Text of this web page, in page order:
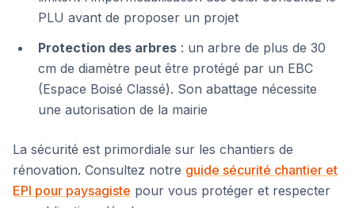
PLU avant de proposer un projet
Protection des arbres : un arbre de plus de 30
cm de diamètre peut être protégé par un EBC
(Espace Boisé Classé). Son abattage nécessite
une autorisation de la mairie
La sécurité est primordiale sur les chantiers de
rénovation. Consultez notre guide sécurité chantier et
EPI pour paysagiste pour vous protéger et respecter